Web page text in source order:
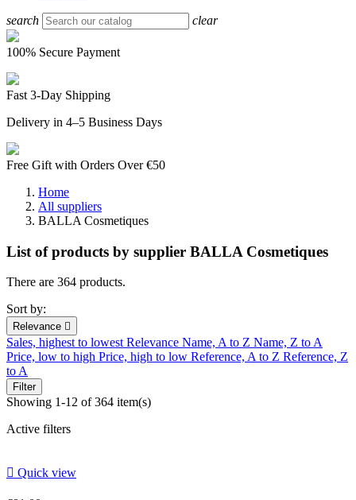
search clear
100% Secure Payment
Fast 3-Day Shipping
Delivery in 4–5 Business Days
Free Gift with Orders Over €50
Home
All suppliers
BALLA Cosmetiques
List of products by supplier BALLA Cosmetiques
There are 364 products.
Sort by:
Relevance 
Sales, highest to lowestRelevance Name, A to Z Name, Z to A
Price, low to high Price, high to low Reference, A to Z Reference, Z
to A
Filter
Showing 1-12 of 364 item(s)
Active filters
 Quick view